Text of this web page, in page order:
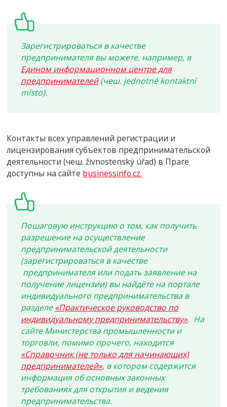
Зарегистрироваться в качестве
предпринимателя вы можете, например, в
Едином информационном центре для
предпринимателей(чеш. jednotné kontaktní
místo).
Контакты всех управлений регистрации и
лицензирования субъектов предпринимательской
деятельности (чеш. živnostenský úřad) в Праге
доступны на сайте businessinfo.cz.
Пошаговую инструкцию о том, как получить
разрешение на осуществление
предпринимательской деятельности
(зарегистрироваться в качестве
предпринимателя или подать заявление на
получение лицензии) вы найдёте на портале
индивидуального предпринимательства в
разделе«Практическое руководство по
индивидуальному предпринимательству». На
сайте Министерства промышленности и
торговли, помимо прочего, находится
«Справочник (не только для начинающих)
предпринимателей», в котором содержится
информация об основных законных
требованиях для открытия и ведения
предпринимательства.